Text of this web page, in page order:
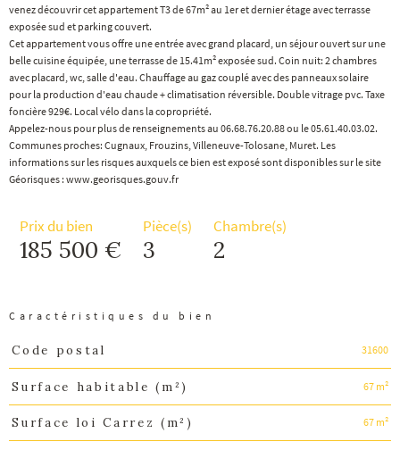
venez découvrir cet appartement T3 de 67m² au 1er et dernier étage avec terrasse
exposée sud et parking couvert.
Cet appartement vous offre une entrée avec grand placard, un séjour ouvert sur une
belle cuisine équipée, une terrasse de 15.41m² exposée sud. Coin nuit: 2 chambres
avec placard, wc, salle d'eau. Chauffage au gaz couplé avec des panneaux solaire
pour la production d'eau chaude + climatisation réversible. Double vitrage pvc. Taxe
foncière 929€. Local vélo dans la copropriété.
Appelez-nous pour plus de renseignements au 06.68.76.20.88 ou le 05.61.40.03.02.
Communes proches: Cugnaux, Frouzins, Villeneuve-Tolosane, Muret. Les
informations sur les risques auxquels ce bien est exposé sont disponibles sur le site
Géorisques : www.georisques.gouv.fr
Prix du bien
185 500 €
Pièce(s)
3
Chambre(s)
2
Caractéristiques du bien
Caractéristiques Valeurs
Code postal 31600
Surface habitable (m²) 67 m²
Surface loi Carrez (m²) 67 m²